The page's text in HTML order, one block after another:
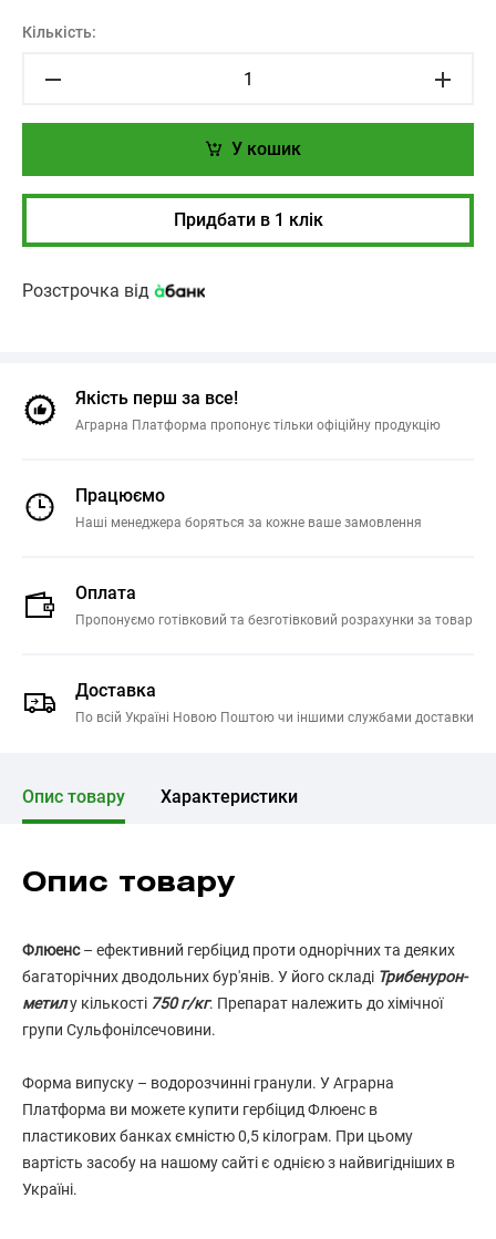
Кількість:
У кошик
Придбати в 1 клік
Розстрочка від
Якість перш за все!
Аграрна Платформа пропонує тільки офіційну продукцію
Працюємо
Наші менеджера боряться за кожне ваше замовлення
Оплата
Пропонуємо готівковий та безготівковий розрахунки за товар
Доставка
По всій Україні Новою Поштою чи іншими службами доставки
Опис товару Характеристики
Опис товару
Флюенс– ефективний гербіцид проти однорічних та деяких
багаторічних дводольних бур'янів. У його складі Трибенурон-
метилу кількості 750 г/кг. Препарат належить до хімічної
групи Сульфонілсечовини.
Форма випуску – водорозчинні гранули. У Аграрна
Платформа ви можете купити гербіцид Флюенс в
пластикових банках ємністю 0,5 кілограм. При цьому
вартість засобу на нашому сайті є однією з найвигідніших в
Україні.